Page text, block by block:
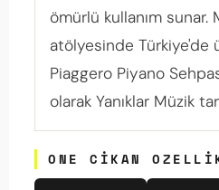
ömürlü kullanım sunar.
atölyesinde Türkiye'de
Piaggero Piyano
olarak Yanıklar Müzik
ONE CIKAN